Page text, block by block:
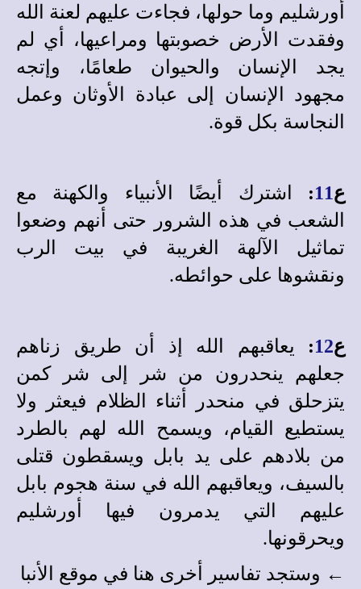
أورشليم وما حولها، فجاءت عليهم لعنة الله
وفقدت الأرض خصوبتها ومراعيها، أي لم
يجد الإنسان والحيوان طعامًا، وإتجه
مجهود الإنسان إلى عبادة الأوثان وعمل
النجاسة بكل قوة.
ع11
:
اشترك أيضًا الأنبياء والكهنة مع
الشعب في هذه الشرور حتى أنهم وضعوا
تماثيل الآلهة الغريبة في بيت الرب
ونقشوها على حوائطه.
ع12
: يعاقبهم الله إذ أن طريق زناهم
جعلهم ينحدرون من شر إلى شر كمن
يتزحلق في منحدر أثناء الظلام فيعثر ولا
يستطيع القيام، ويسمح الله لهم بالطرد
من بلادهم على يد بابل ويسقطون قتلى
بالسيف، ويعاقبهم الله في سنة هجوم بابل
عليهم التي يدمرون فيها أورشليم
ويحرقونها.
← وستجد تفاسير أخرى هنا في موقع الأنبا